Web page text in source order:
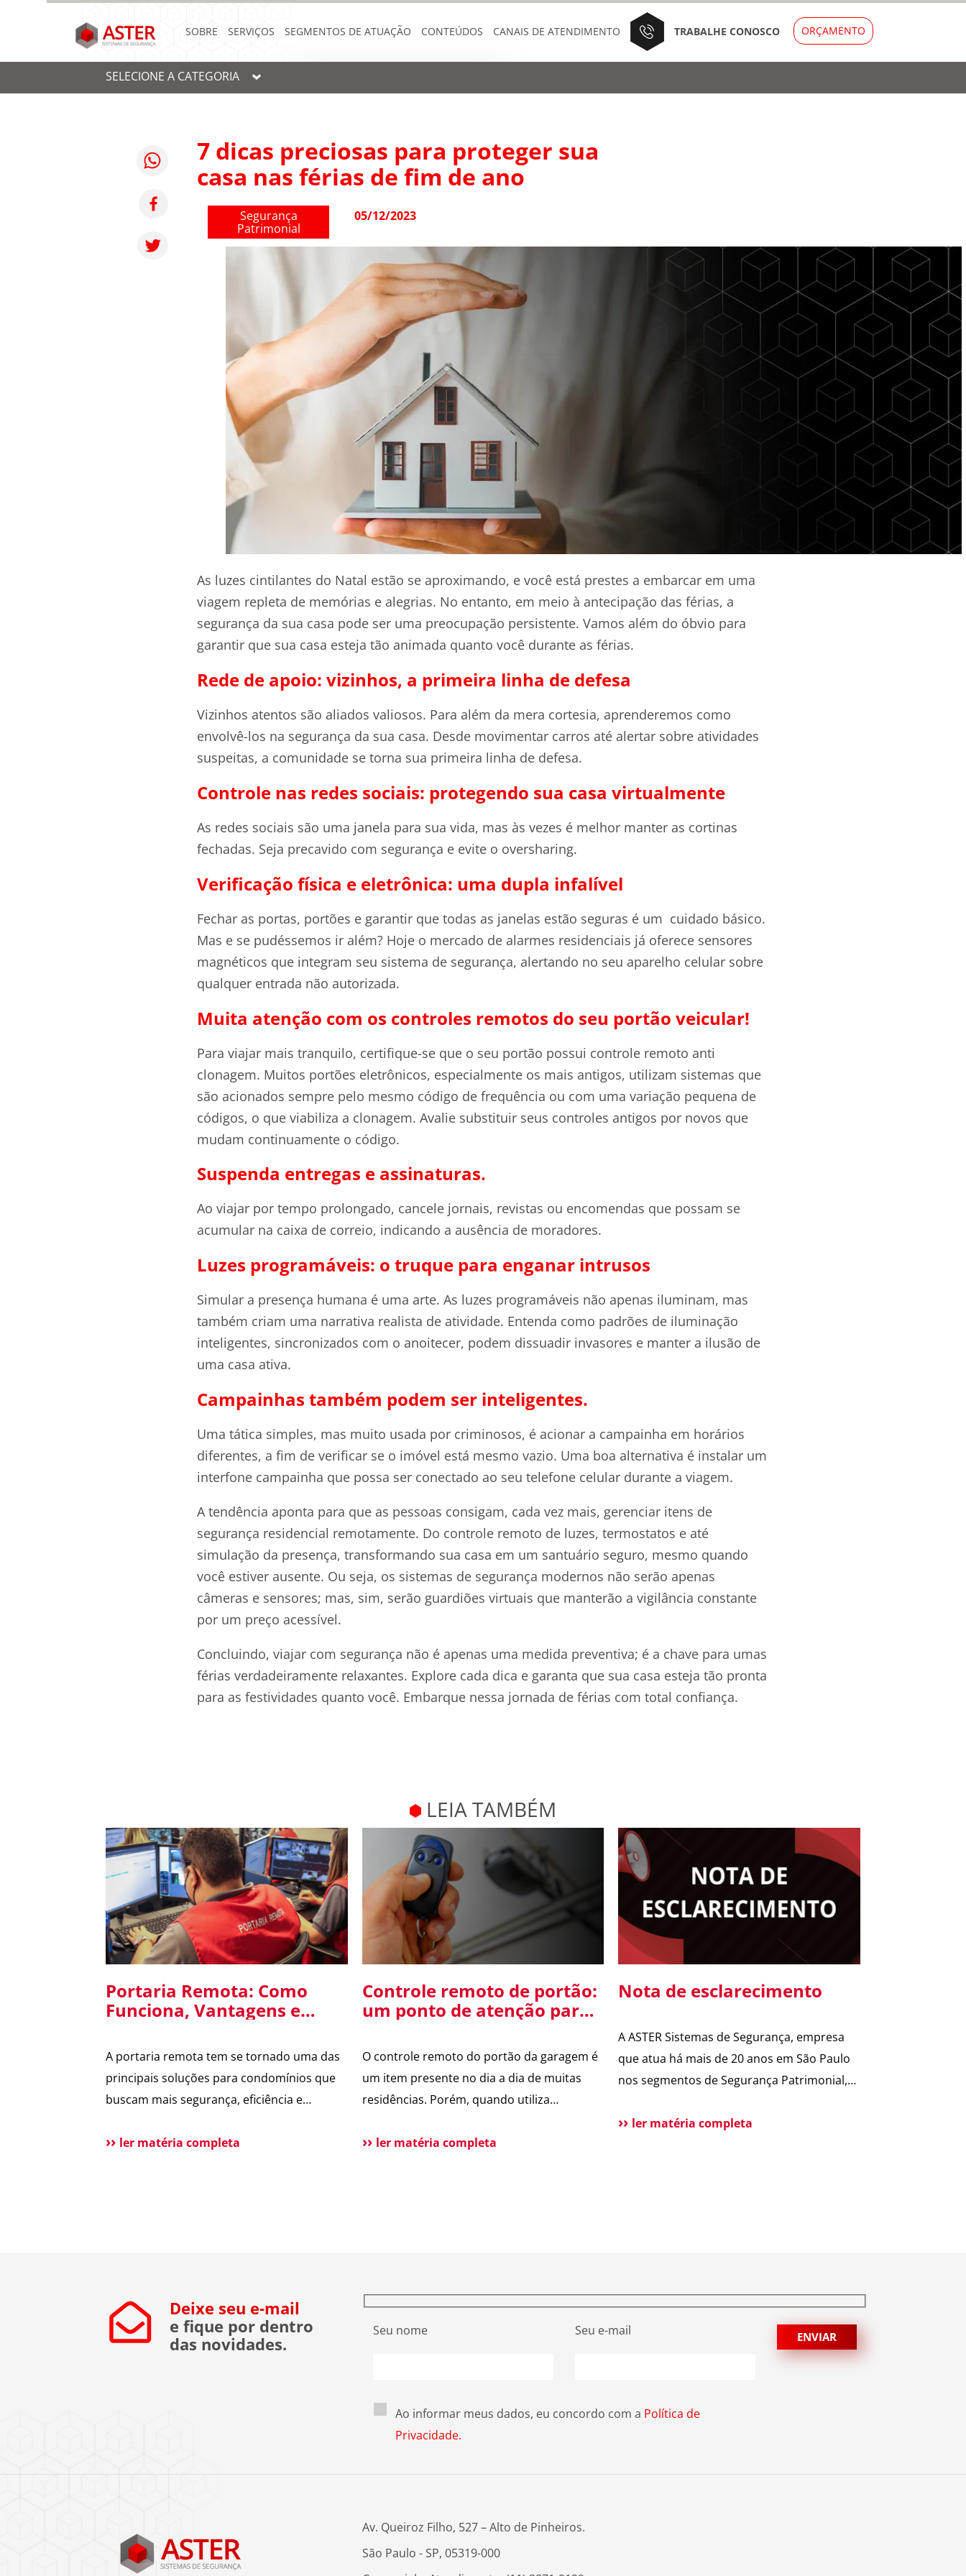
SOBRE SERVIÇOS SEGMENTOS DE ATUAÇÃO CONTEÚDOS CANAIS DE ATENDIMENTO TRABALHE CONOSCO ORÇAMENTO
SELECIONE A CATEGORIA
7 dicas preciosas para proteger sua
casa nas férias de fim de ano
Segurança
Patrimonial
05/12/2023
As luzes cintilantes do Natal estão se aproximando, e você está prestes a embarcar em uma
viagem repleta de memórias e alegrias. No entanto, em meio à antecipação das férias, a
segurança da sua casa pode ser uma preocupação persistente. Vamos além do óbvio para
garantir que sua casa esteja tão animada quanto você durante as férias.
Rede de apoio: vizinhos, a primeira linha de defesa
Vizinhos atentos são aliados valiosos. Para além da mera cortesia, aprenderemos como
envolvê-los na segurança da sua casa. Desde movimentar carros até alertar sobre atividades
suspeitas, a comunidade se torna sua primeira linha de defesa.
Controle nas redes sociais: protegendo sua casa virtualmente
As redes sociais são uma janela para sua vida, mas às vezes é melhor manter as cortinas
fechadas. Seja precavido com segurança e evite o oversharing.
Verificação física e eletrônica: uma dupla infalível
Fechar as portas, portões e garantir que todas as janelas estão seguras é um cuidado básico.
Mas e se pudéssemos ir além? Hoje o mercado de alarmes residenciais já oferece sensores
magnéticos que integram seu sistema de segurança, alertando no seu aparelho celular sobre
qualquer entrada não autorizada.
Muita atenção com os controles remotos do seu portão veicular!
Para viajar mais tranquilo, certifique-se que o seu portão possui controle remoto anti
clonagem. Muitos portões eletrônicos, especialmente os mais antigos, utilizam sistemas que
são acionados sempre pelo mesmo código de frequência ou com uma variação pequena de
códigos, o que viabiliza a clonagem. Avalie substituir seus controles antigos por novos que
mudam continuamente o código.
Suspenda entregas e assinaturas.
Ao viajar por tempo prolongado, cancele jornais, revistas ou encomendas que possam se
acumular na caixa de correio, indicando a ausência de moradores.
Luzes programáveis: o truque para enganar intrusos
Simular a presença humana é uma arte. As luzes programáveis não apenas iluminam, mas
também criam uma narrativa realista de atividade. Entenda como padrões de iluminação
inteligentes, sincronizados com o anoitecer, podem dissuadir invasores e manter a ilusão de
uma casa ativa.
Campainhas também podem ser inteligentes.
Uma tática simples, mas muito usada por criminosos, é acionar a campainha em horários
diferentes, a fim de verificar se o imóvel está mesmo vazio. Uma boa alternativa é instalar um
interfone campainha que possa ser conectado ao seu telefone celular durante a viagem.
A tendência aponta para que as pessoas consigam, cada vez mais, gerenciar itens de
segurança residencial remotamente. Do controle remoto de luzes, termostatos e até
simulação da presença, transformando sua casa em um santuário seguro, mesmo quando
você estiver ausente. Ou seja, os sistemas de segurança modernos não serão apenas
câmeras e sensores; mas, sim, serão guardiões virtuais que manterão a vigilância constante
por um preço acessível.
Concluindo, viajar com segurança não é apenas uma medida preventiva; é a chave para umas
férias verdadeiramente relaxantes. Explore cada dica e garanta que sua casa esteja tão pronta
para as festividades quanto você. Embarque nessa jornada de férias com total confiança.
LEIA TAMBÉM
Portaria Remota: Como
Funciona, Vantagens e
em Condomínios
A portaria remota tem se tornado uma das
principais soluções para condomínios que
buscam mais segurança, eficiência e
tecnologia e a dificuldade na contratação de
ler matéria completa
Controle remoto de portão:
um ponto de atenção para
residência
O controle remoto do portão da garagem é
um item presente no dia a dia de muitas
residências. Porém, quando utiliza
vulnerabilidade de segurança. Alguns
ler matéria completa
Nota de esclarecimento
A ASTER Sistemas de Segurança, empresa
que atua há mais de 20 anos em São Paulo
nos segmentos de Segurança Patrimonial,
a público esclarecer que não possui
ler matéria completa
Deixe seu e-mail
e fique por dentro
das novidades.
Seu nome Seu e-mail
Ao informar meus dados, eu concordo com a Política de
Privacidade.
Av. Queiroz Filho, 527 – Alto de Pinheiros.
São Paulo - SP, 05319-000